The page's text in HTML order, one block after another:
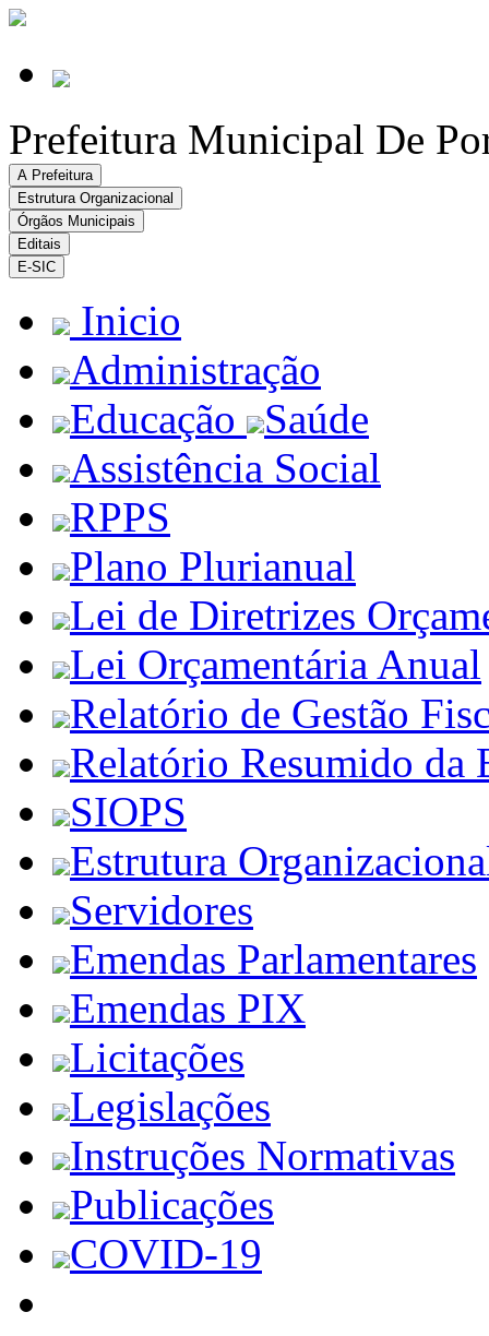
Prefeitura Municipal De
A Prefeitura
Estrutura Organizacional
Órgãos Municipais
Editais
E-SIC
Inicio
Administração
Educação
Saúde
Assistência Social
RPPS
Plano Plurianual
Lei de Diretrizes
Lei Orçamentária Anual
Relatório de Gestão
Relatório Resumido da
SIOPS
Estrutura
Servidores
Emendas Parlamentares
Emendas PIX
Licitações
Legislações
Instruções Normativas
Publicações
COVID-19